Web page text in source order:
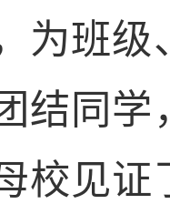
为班
结同
校见